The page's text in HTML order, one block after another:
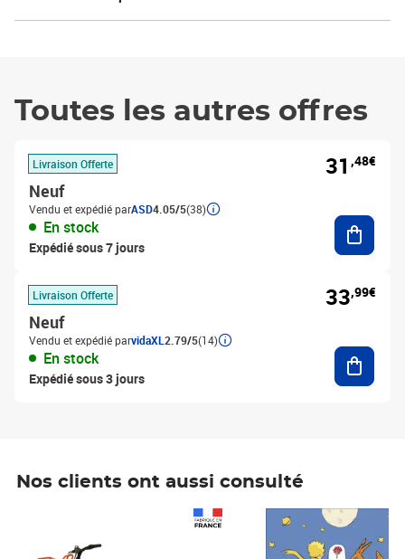
Toutes les autres offres
Livraison Offerte
Neuf
Vendu et expédié parASD4.05/5(38)
En stock
Expédié sous 7 jours
31 ,48€
Livraison Offerte
Neuf
Vendu et expédié parvidaXL 2.79/5(14)
En stock
Expédié sous 3 jours
33,99€
Nos clients ont aussi consulté
Prix 7,50€